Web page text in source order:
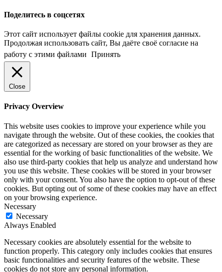
Поделитесь в соцсетях
Этот сайт использует файлы cookie для хранения данных.
Продолжая использовать сайт, Вы даёте своё согласие на
работу с этими файлами Принять
Close
Privacy Overview
This website uses cookies to improve your experience while you
navigate through the website. Out of these cookies, the cookies that
are categorized as necessary are stored on your browser as they are
essential for the working of basic functionalities of the website. We
also use third-party cookies that help us analyze and understand how
you use this website. These cookies will be stored in your browser
only with your consent. You also have the option to opt-out of these
cookies. But opting out of some of these cookies may have an effect
on your browsing experience.
Necessary
Necessary
Always Enabled
Necessary cookies are absolutely essential for the website to
function properly. This category only includes cookies that ensures
basic functionalities and security features of the website. These
cookies do not store any personal information.